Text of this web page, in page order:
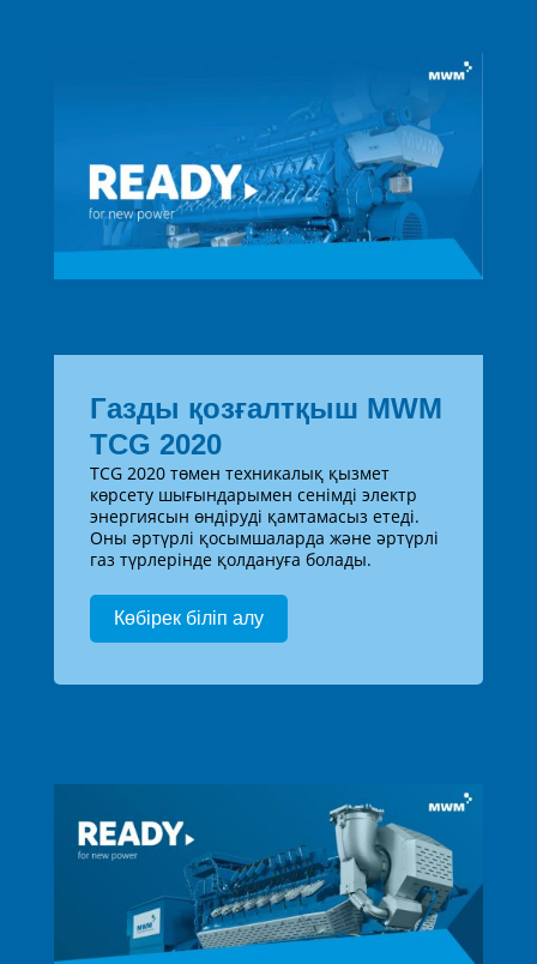
Газды қозғалтқыш MWM
TCG 2020
TCG 2020 төмен техникалық қызмет
көрсету шығындарымен сенімді электр
энергиясын өндіруді қамтамасыз етеді.
Оны әртүрлі қосымшаларда және әртүрлі
газ түрлерінде қолдануға болады.
Көбірек біліп алу